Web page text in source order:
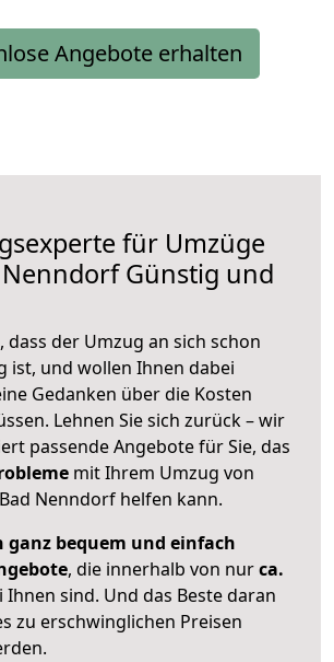
Angebote erhalten
für Umzüge
NenndorfGünstig und
dass der Umzug an sich schon
ist, und wollen Ihnen dabei
Gedanken über die Kosten
Lehnen Sie sich zurück – wir
passende Angebote für Sie, das
mit Ihrem Umzug von
Nenndorf helfen kann.
ganz bequem und einfach
, die innerhalb von nurca.
Ihnen sind. Und das Beste daran
zu erschwinglichen Preisen